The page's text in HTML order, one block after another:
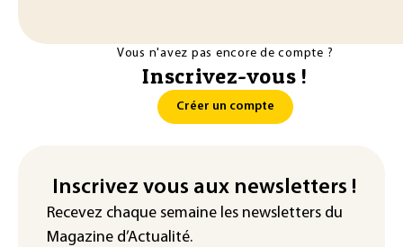
Vous n'avez pas encore de compte ?
Inscrivez-vous !
Créer un compte
Inscrivez vous aux newsletters !
Recevez chaque semaine les newsletters du
Magazine d’Actualité.